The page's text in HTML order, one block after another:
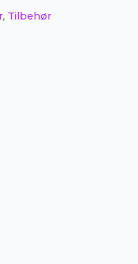
, Tilbehør